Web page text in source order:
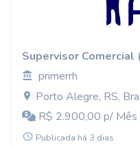
Supervisor Comercial
primerrh
Porto Alegre, RS,
R$ 2.900,00 p/ Mês
Publicada há 3 dias